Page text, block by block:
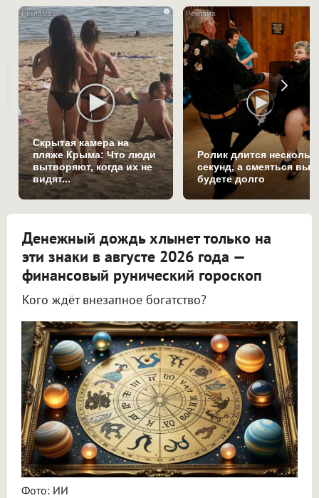
i
Скрытая камера на
пляже Крыма: Что люди
вытворяют, когда их не
видят...
Ролик длится
секунд, а смеяться вы
будете долго
Денежный дождь хлынет только на
эти знаки в августе 2026 года —
финансовый рунический гороскоп
Кого ждёт внезапное богатство?
Фото: ИИ